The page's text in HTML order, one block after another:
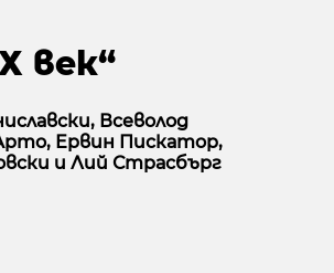
век“
Всеволод
Ервин Пискатор,
и Лий Страсбърг